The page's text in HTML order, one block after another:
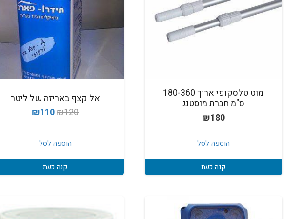
מוט טלסקופי ארוך 180-360
ס"מ חברת מוסטנג
₪180
הוספה לסל
קנה כעת
אל קצף באריזה של ליטר
₪120
המחיר
היה:
₪110
המחיר
הוספה לסל
קנה כעת